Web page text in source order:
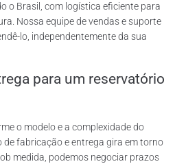
o Brasil, com logística eficiente para
Nossa equipe de vendas e suporte
lo, independentemente da sua
para um reservatório
o modelo e a complexidade do
de fabricação e entrega gira em torno
medida, podemos negociar prazos